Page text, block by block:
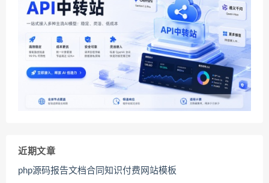
近期文章
php源码报告文档合同知识付费网站模板